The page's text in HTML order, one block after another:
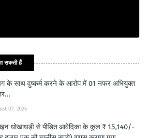
सकती हैं
के साथ दुष्कर्म करने के आरोप में 01 नफर अभियुक्त
07, 2026
धोखाधड़ी से पीड़ित आवेदिका के कुल ₹ 15,140/-